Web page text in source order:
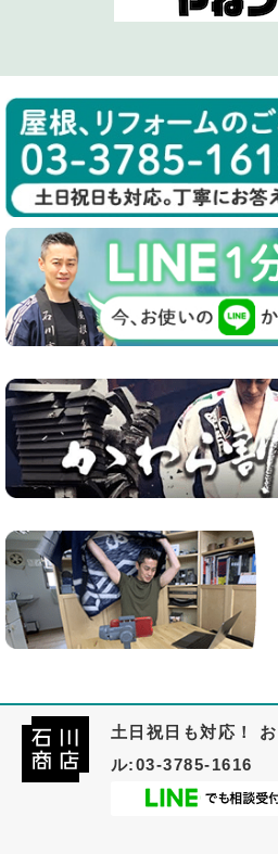
土日祝日も対応！
ル:03-3785-1616